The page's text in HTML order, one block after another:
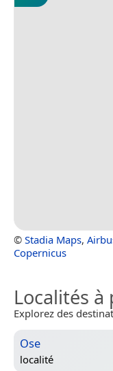
© Stadia Maps,
Copernicus
Localités
Explorez des
Ose
localité